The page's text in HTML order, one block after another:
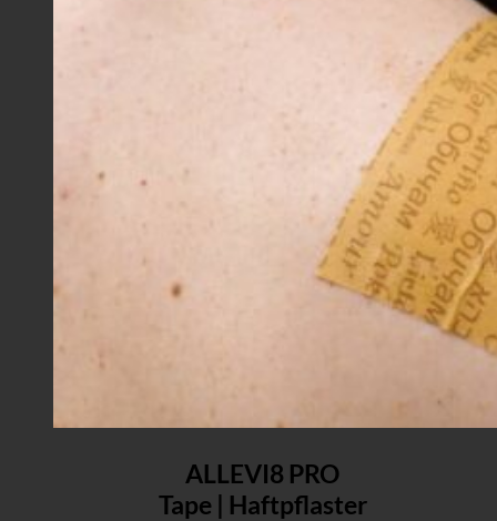
ALLEVI8 PRO
Tape | Haftpflaster